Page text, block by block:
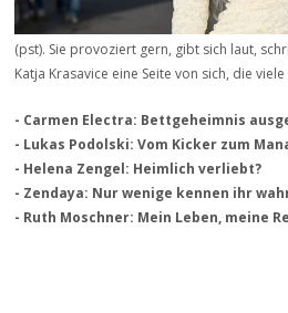
(pst). Sie provoziert gern, gibt sich laut,
Katja Krasavice eine Seite von sich, die
- Carmen Electra: Bettgeheimnis
- Lukas Podolski: Vom Kicker zum
- Helena Zengel: Heimlich verliebt?
- Zendaya: Nur wenige kennen ihr
- Ruth Moschner: Mein Leben, meine